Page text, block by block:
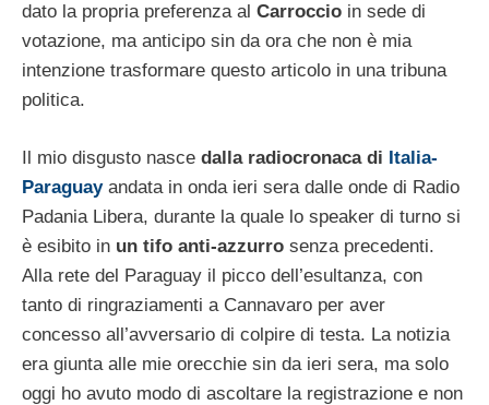
dato la propria preferenza al Carroccio in sede di
votazione, ma anticipo sin da ora che non è mia
intenzione trasformare questo articolo in una tribuna
politica.
Il mio disgusto nasce dalla radiocronaca di Italia-
Paraguay andata in onda ieri sera dalle onde di Radio
Padania Libera, durante la quale lo speaker di turno si
è esibito in un tifo anti-azzurro senza precedenti.
Alla rete del Paraguay il picco dell’esultanza, con
tanto di ringraziamenti a Cannavaro per aver
concesso all’avversario di colpire di testa. La notizia
era giunta alle mie orecchie sin da ieri sera, ma solo
oggi ho avuto modo di ascoltare la registrazione e non